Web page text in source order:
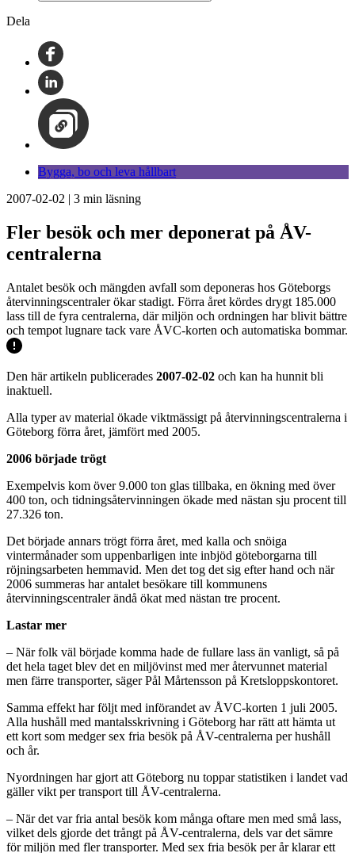
Dela
Bygga, bo och leva hållbart
2007-02-02 | 3 min läsning
Fler besök och mer deponerat på ÅV-
centralerna
Antalet besök och mängden avfall som deponeras hos Göteborgs
återvinningscentraler ökar stadigt. Förra året kördes drygt 185.000
lass till de fyra centralerna, där miljön och ordningen har blivit bättre
och tempot lugnare tack vare ÅVC-korten och automatiska bommar.
Den här artikeln publicerades 2007-02-02 och kan ha hunnit bli
inaktuell.
Alla typer av material ökade viktmässigt på återvinningscentralerna i
Göteborg förra året, jämfört med 2005.
2006 började trögt
Exempelvis kom över 9.000 ton glas tillbaka, en ökning med över
400 ton, och tidningsåtervinningen ökade med nästan sju procent till
27.326 ton.
Det började annars trögt förra året, med kalla och snöiga
vintermånader som uppenbarligen inte inbjöd göteborgarna till
röjningsarbeten hemmavid. Men det tog det sig efter hand och när
2006 summeras har antalet besökare till kommunens
återvinningscentraler ändå ökat med nästan tre procent.
Lastar mer
– När folk väl började komma hade de fullare lass än vanligt, så på
det hela taget blev det en miljövinst med mer återvunnet material
men färre transporter, säger Pål Mårtensson på Kretsloppskontoret.
Samma effekt har följt med införandet av ÅVC-korten 1 juli 2005.
Alla hushåll med mantalsskrivning i Göteborg har rätt att hämta ut
ett kort som medger sex fria besök på ÅV-centralerna per hushåll
och år.
Nyordningen har gjort att Göteborg nu toppar statistiken i landet vad
gäller vikt per transport till ÅV-centralerna.
– När det var fria antal besök kom många oftare men med små lass,
vilket dels gjorde det trångt på ÅV-centralerna, dels var det sämre
för miljön med fler transporter. Med sex fria besök per år klarar ett